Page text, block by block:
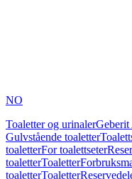
NO
Toaletter og urinalerGeberit
Gulvstående toaletter
toaletterFor toalettseter
toaletterToaletter
toaletterToaletter